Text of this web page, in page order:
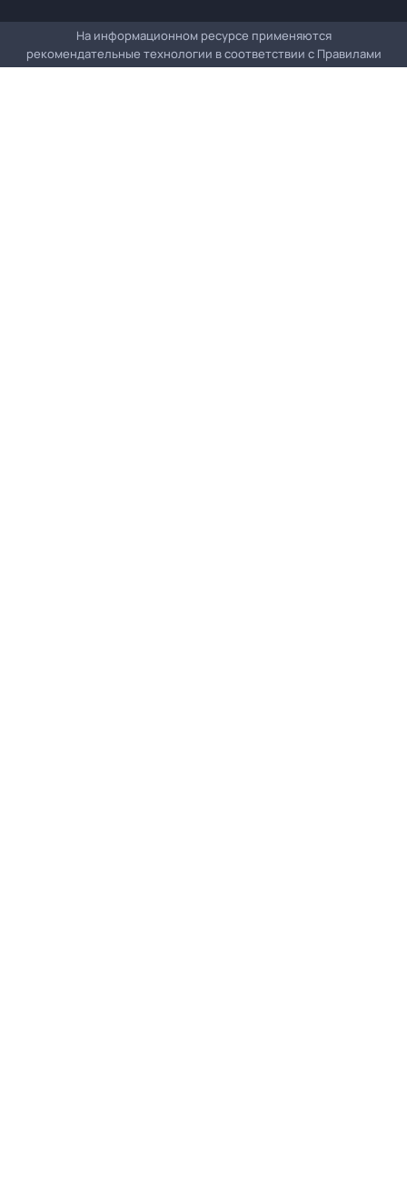
На информационном ресурсе применяются
рекомендательные технологии в соответствии с Правилами